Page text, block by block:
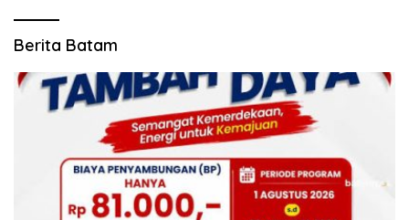
Berita Batam